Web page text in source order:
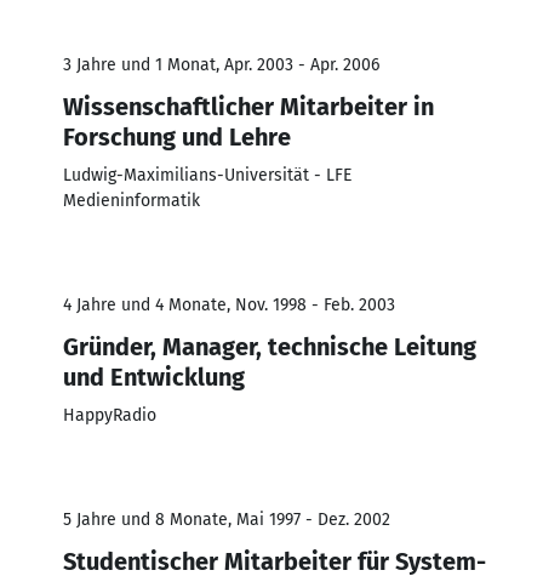
3 Jahre und 1 Monat, Apr. 2003 - Apr. 2006
Wissenschaftlicher Mitarbeiter in
Forschung und Lehre
Ludwig-Maximilians-Universität - LFE
Medieninformatik
4 Jahre und 4 Monate, Nov. 1998 - Feb. 2003
Gründer, Manager, technische Leitung
und Entwicklung
HappyRadio
5 Jahre und 8 Monate, Mai 1997 - Dez. 2002
Studentischer Mitarbeiter für System-